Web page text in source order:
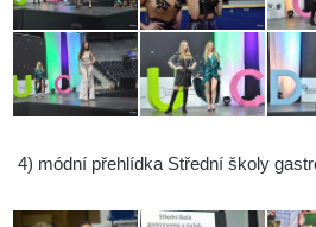
4) módní přehlídka Střední školy